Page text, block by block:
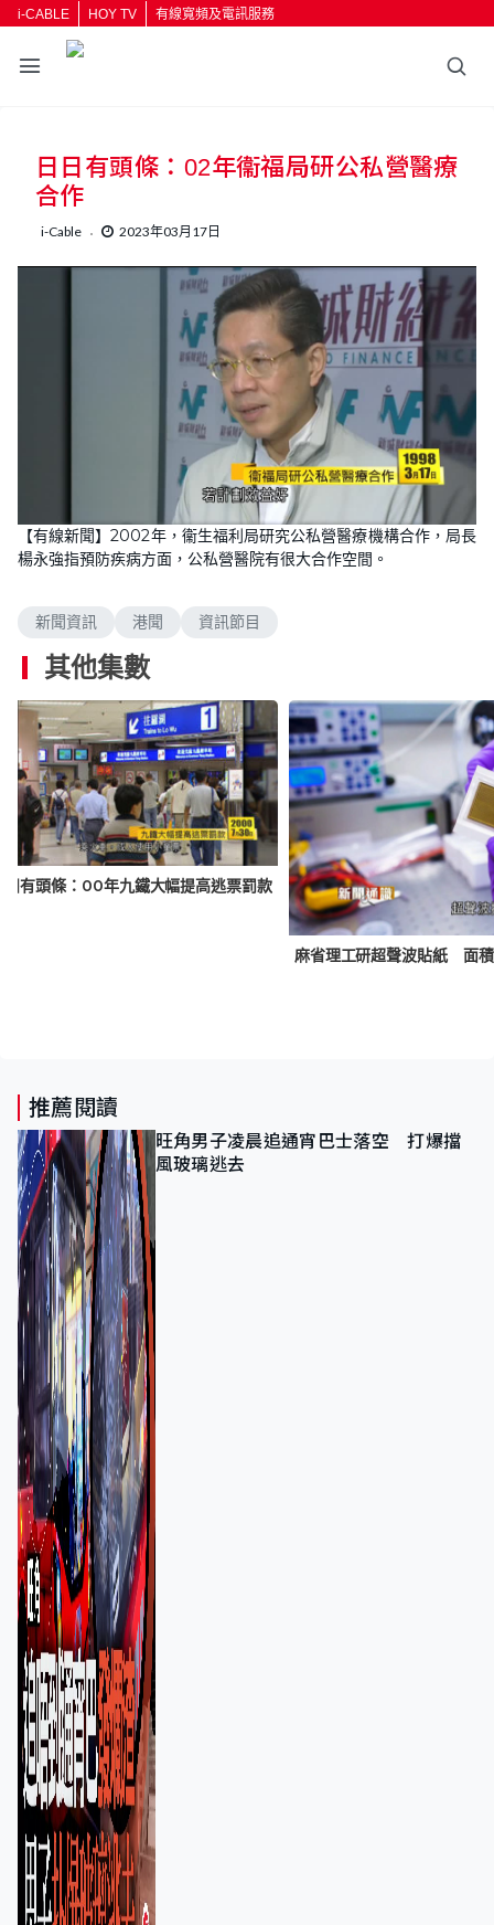
i-CABLE HOY TV 有線寬頻及電訊服務
日日有頭條：02年衞福局研公私營醫療
合作
i-Cable 2023年03月17日
【有線新聞】2002年，衞生福利局研究公私營醫療機構合作，局長
楊永強指預防疾病方面，公私營醫院有很大合作空間。
新聞資訊 港聞 資訊節目
其他集數
日有頭條：00年九鐵大幅提高逃票罰款
推薦閱讀
旺角男子凌晨追通宵巴士落空 打爆擋
風玻璃逃去